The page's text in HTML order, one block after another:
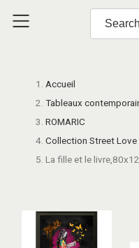
Accueil
Tableaux
ROMARIC
Collection Street Love
La fille et le